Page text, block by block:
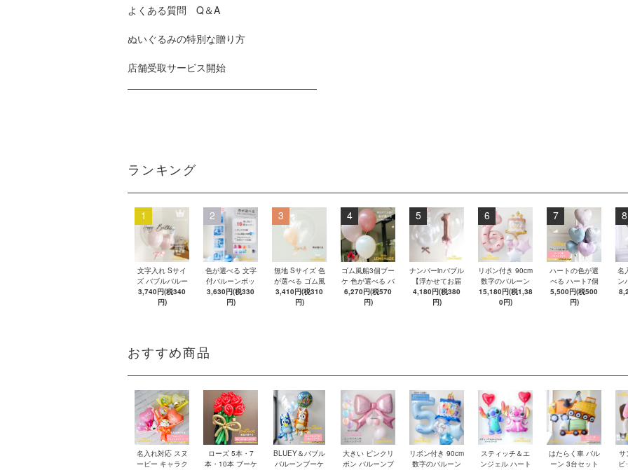
よくある質問 Q＆A
ぬいぐるみの特別な贈り方
店舗受取サービス開始
ランキング
1
文字入れ Sサイ
ズ バブルバルー
ン 【浮かせてお
届け】 バルーン
3,740円(税340
円)
2
色が選べる 文字
付バルーンボッ
クス 【ゴム風船
&文字パーツ付
ベット文字パー
3,630円(税330
円)
3
無地 Sサイズ 色
が選べる ゴム風
船 リボン付き バ
ブルバルーン
3,410円(税310
円)
4
ゴム風船3個ブー
ケ 色が選べる バ
ブルバルーン
【浮かせてお届
6,270円(税570
円)
5
ナンバーinバブル
【浮かせてお届
け】 単品 数字
4,180円(税380
円)
6
リボン付き 90cm
数字のバルーン
＆ 名入れ バース
デーケーキ ☆ピ
ーバルーン
15,180円(税1,38
0円)
7
ハートの色が選
べる ハート7個
のバルーンブー
ケ【浮かせてお
5,500円(税500
円)
8
名
ン
ボ
おすすめ商品
名入れ対応 スヌ
ーピー キャラク
ローズ 5本・7
本・10本 ブーケ
BLUEY＆バブル
バルーンブーケ
大きい ピンクリ
ボン バルーンブ
リボン付き 90cm
数字のバルーン
スティッチ＆エ
ンジェル ハート
はたらく車 バル
ーン 3台セット
サ
ビ